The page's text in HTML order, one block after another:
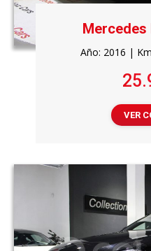
Mercedes
Año: 2016 |
VER